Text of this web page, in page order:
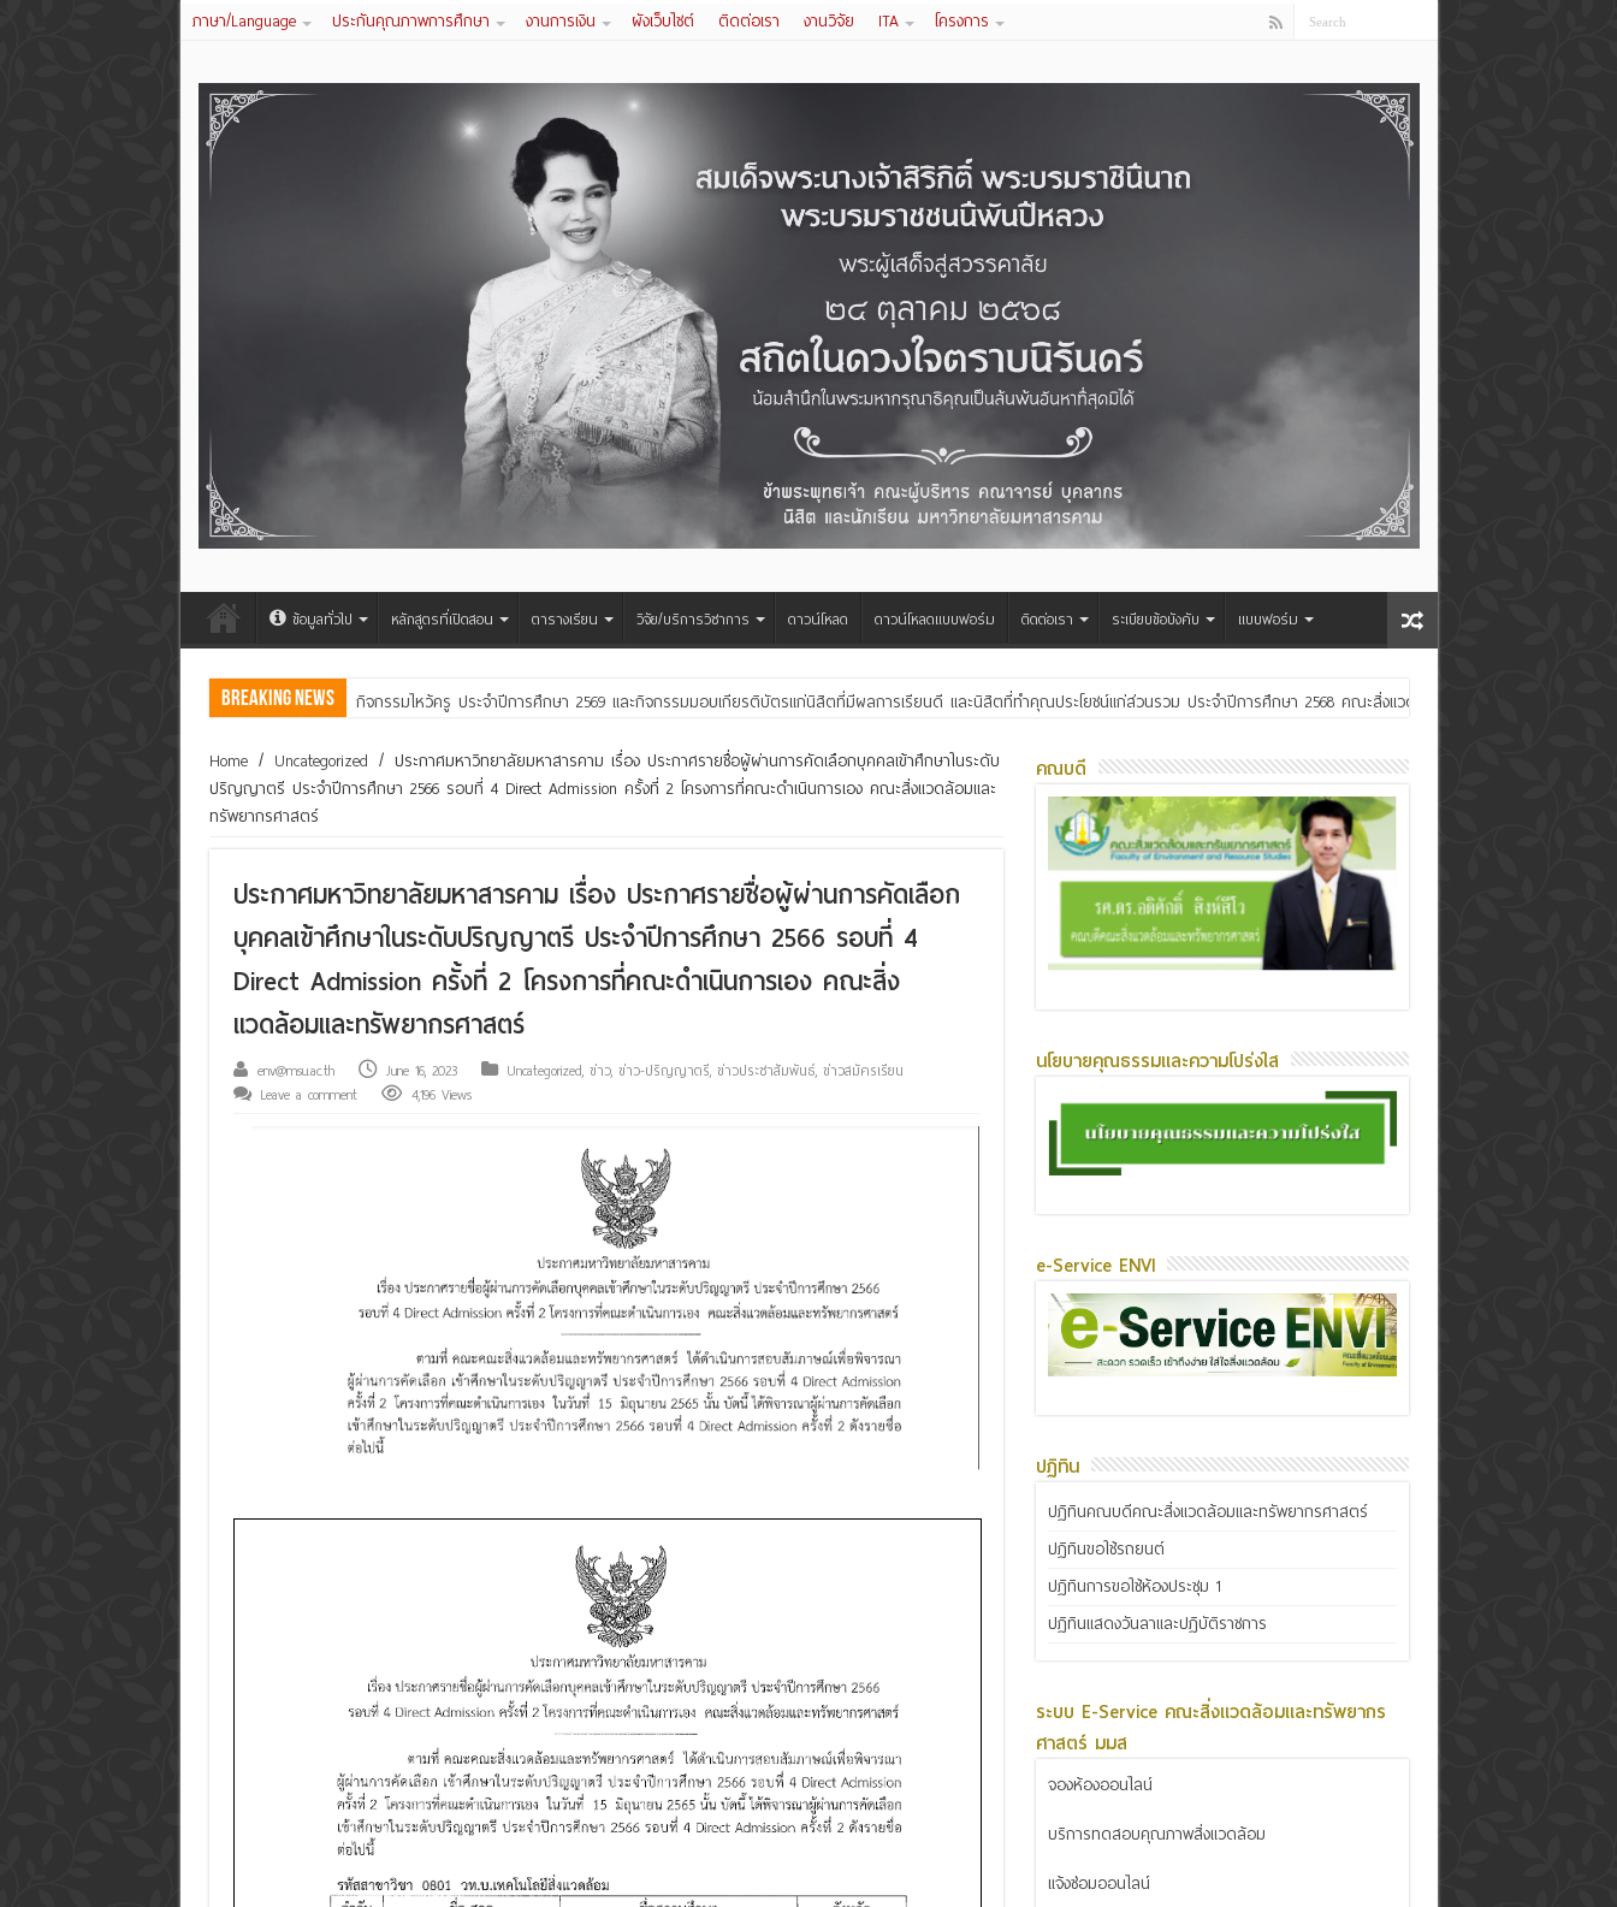
ภาษา/Language ประกันคุณภาพการศึกษา งานการเงิน ผังเว็บไซต์ ติดต่อเรา งานวิจัย ITA โครงการ
ข้อมูลทั่วไป หลักสูตรที่เปิดสอน ตารางเรียน วิจัย/บริการวิชาการ ดาวน์โหลด ดาวน์โหลดแบบฟอร์ม ติดต่อเรา ระเบียบข้อบังคับ แบบฟอร์ม
Breaking News คณะสิ่งแวดล้อมฯ มมส ร่วมสืบสานประเพณีฮีตเดือน ๘ ถวายเทียนพรรษา ๒๙ วัด เฉลิมพระเกียรติพระบาทสมเด็จพระเจ้าอยู่หัว
Home / Uncategorized / ประกาศมหาวิทยาลัยมหาสารคาม เรื่อง ประกาศรายชื่อผู้ผ่านการคัดเลือกบุคคลเข้าศึกษาในระดับ
ปริญญาตรี ประจำปีการศึกษา 2566 รอบที่ 4 Direct Admission ครั้งที่ 2 โครงการที่คณะดำเนินการเอง คณะสิ่งแวดล้อมและ
ทรัพยากรศาสตร์
ประกาศมหาวิทยาลัยมหาสารคาม เรื่อง ประกาศรายชื่อผู้ผ่านการคัดเลือก
บุคคลเข้าศึกษาในระดับปริญญาตรี ประจำปีการศึกษา 2566 รอบที่ 4
Direct Admission ครั้งที่ 2 โครงการที่คณะดำเนินการเอง คณะสิ่ง
แวดล้อมและทรัพยากรศาสตร์
env@msu.ac.th June 16, 2023 Uncategorized, ข่าว, ข่าว-ปริญญาตรี, ข่าวประชาสัมพันธ์, ข่าวสมัครเรียน
Leave a comment
4,196 Views
คณบดี
นโยบายคุณธรรมและความโปร่งใส
e-Service ENVI
ปฏิทิน
ปฏิทินคณบดีคณะสิ่งแวดล้อมและทรัพยากรศาสตร์
ปฏิทินขอใช้รถยนต์
ปฏิทินการขอใช้ห้องประชุม 1
ปฏิทินแสดงวันลาและปฏิบัติราชการ
ระบบ E-Service คณะสิ่งแวดล้อมและทรัพยากร
ศาสตร์ มมส
จองห้องออนไลน์
บริการทดสอบคุณภาพสิ่งแวดล้อม
แจ้งซ่อมออนไลน์